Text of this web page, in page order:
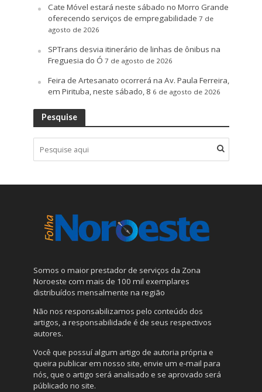
Cate Móvel estará neste sábado no Morro Grande
oferecendo serviços de empregabilidade 7 de
agosto de 2026
SPTrans desvia itinerário de linhas de ônibus na
Freguesia do Ó 7 de agosto de 2026
Feira de Artesanato ocorrerá na Av. Paula Ferreira,
em Pirituba, neste sábado, 8 6 de agosto de 2026
Pesquise
Somos o maior prestador de serviços da Zona
Noroeste com mais de 100 mil exemplares
distribuídos mensalmente na região
Não nos responsabilizamos pelo conteúdo dos
artigos, a responsabilidade é de seus respectivos
autores.
Você que possuí algum artigo de autoria própria e
queira publicar em nosso site, envie um e-mail para
nós, que o artigo será analisado e se aprovado será
públicado no site.